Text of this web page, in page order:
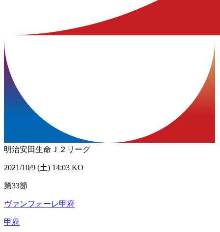
明治安田生命Ｊ２リーグ
2021/10/9 (土) 14:03 KO
第33節
ヴァンフォーレ甲府
甲府